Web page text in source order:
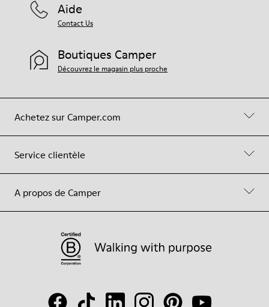
Achetez sur Camper.com
Service clientèle
A propos de Camper
Aide
Contact Us
Boutiques Camper
Découvrez le magasin plus proche